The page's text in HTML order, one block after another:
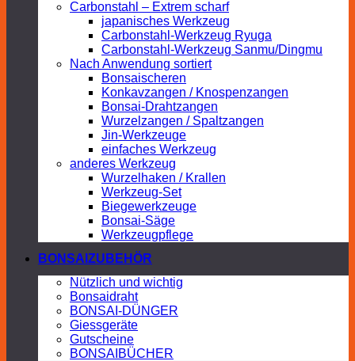
Carbonstahl – Extrem scharf
japanisches Werkzeug
Carbonstahl-Werkzeug Ryuga
Carbonstahl-Werkzeug Sanmu/Dingmu
Nach Anwendung sortiert
Bonsaischeren
Konkavzangen / Knospenzangen
Bonsai-Drahtzangen
Wurzelzangen / Spaltzangen
Jin-Werkzeuge
einfaches Werkzeug
anderes Werkzeug
Wurzelhaken / Krallen
Werkzeug-Set
Biegewerkzeuge
Bonsai-Säge
Werkzeugpflege
BONSAIZUBEHÖR
Nützlich und wichtig
Bonsaidraht
BONSAI-DÜNGER
Giessgeräte
Gutscheine
BONSAIBÜCHER